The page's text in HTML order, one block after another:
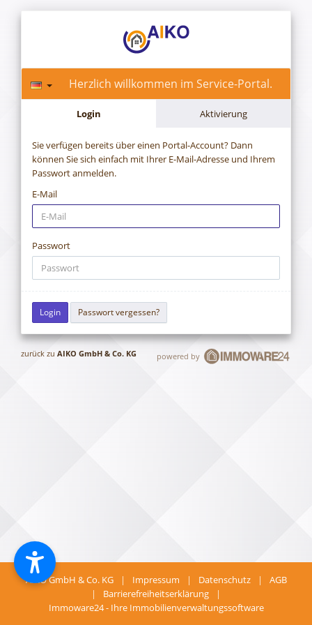
Herzlich willkommen im Service-Portal.
Login Aktivierung
Sie verfügen bereits über einen Portal-Account? Dann
können Sie sich einfach mit Ihrer E-Mail-Adresse und Ihrem
Passwort anmelden.
E-Mail
Passwort
Passwort vergessen?
zurück zu AIKO GmbH & Co. KG powered by
AIKO GmbH & Co. KG | Impressum | Datenschutz |
AGB
|
Barrierefreiheitserklärung
|
Immoware24 - Ihre Immobilienverwaltungssoftware